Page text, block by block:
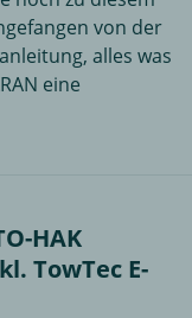
von der
alles was
eine
HAK
TowTec E-